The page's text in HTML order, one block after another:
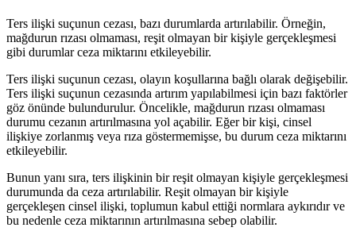
Ters ilişki suçunun cezası, bazı durumlarda artırılabilir. Örneğin,
mağdurun rızası olmaması, reşit olmayan bir kişiyle gerçekleşmesi
gibi durumlar ceza miktarını etkileyebilir.
Ters ilişki suçunun cezası, olayın koşullarına bağlı olarak değişebilir.
Ters ilişki suçunun cezasında artırım yapılabilmesi için bazı faktörler
göz önünde bulundurulur. Öncelikle, mağdurun rızası olmaması
durumu cezanın artırılmasına yol açabilir. Eğer bir kişi, cinsel
ilişkiye zorlanmış veya rıza göstermemişse, bu durum ceza miktarını
etkileyebilir.
Bunun yanı sıra, ters ilişkinin bir reşit olmayan kişiyle gerçekleşmesi
durumunda da ceza artırılabilir. Reşit olmayan bir kişiyle
gerçekleşen cinsel ilişki, toplumun kabul ettiği normlara aykırıdır ve
bu nedenle ceza miktarının artırılmasına sebep olabilir.